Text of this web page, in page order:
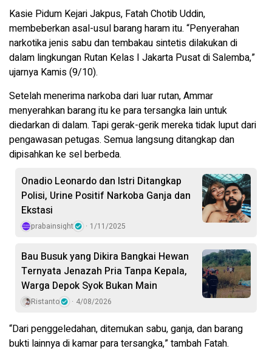
Kasie Pidum Kejari Jakpus, Fatah Chotib Uddin,
membeberkan asal-usul barang haram itu. “Penyerahan
narkotika jenis sabu dan tembakau sintetis dilakukan di
dalam lingkungan Rutan Kelas I Jakarta Pusat di Salemba,”
ujarnya Kamis (9/10).
Setelah menerima narkoba dari luar rutan, Ammar
menyerahkan barang itu ke para tersangka lain untuk
diedarkan di dalam. Tapi gerak-gerik mereka tidak luput dari
pengawasan petugas. Semua langsung ditangkap dan
dipisahkan ke sel berbeda.
Onadio Leonardo dan Istri Ditangkap
Polisi, Urine Positif Narkoba Ganja dan
Ekstasi
prabainsight 1/11/2025
Bau Busuk yang Dikira Bangkai Hewan
Ternyata Jenazah Pria Tanpa Kepala,
Warga Depok Syok Bukan Main
Ristanto 4/08/2026
“Dari penggeledahan, ditemukan sabu, ganja, dan barang
bukti lainnya di kamar para tersangka,” tambah Fatah.